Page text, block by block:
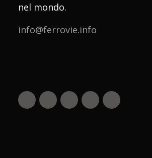
nel mondo.
info@ferrovie.info